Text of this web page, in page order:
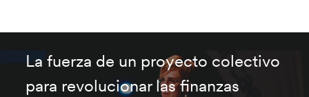
La fuerza de un proyecto colectivo
para revolucionar las finanzas